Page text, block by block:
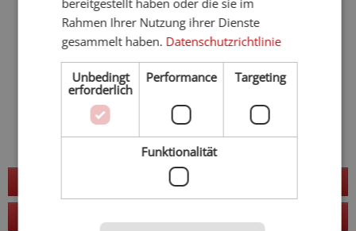
Jetzt anfragen
zur Website
bereitgestellt haben oder die sie im
Rahmen Ihrer Nutzung ihrer Dienste
gesammelt haben. Datenschutzrichtlinie
Unbedingt
erforderlich
Performance Targeting
Funktionalität